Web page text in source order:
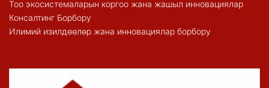
Тоо экосистемаларын коргоо жана жашыл инновациялар
Консалтинг Борбору
Илимий изилдөөлөр жана инновациялар борбору